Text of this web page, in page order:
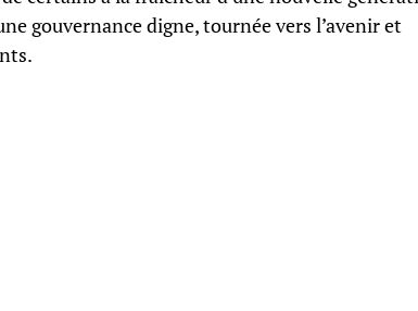
gouvernance digne, tournée vers l’avenir et